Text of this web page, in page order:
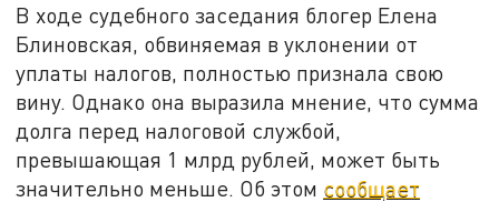
В ходе судебного заседания блогер Елена
Блиновская, обвиняемая в уклонении от
уплаты налогов, полностью признала свою
вину. Однако она выразила мнение, что сумма
долга перед налоговой службой,
превышающая 1 млрд рублей, может быть
значительно меньше. Об этом сообщает